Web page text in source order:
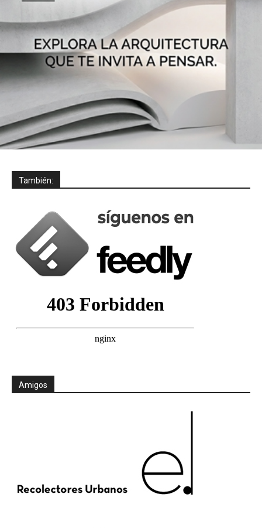
También:
Amigos